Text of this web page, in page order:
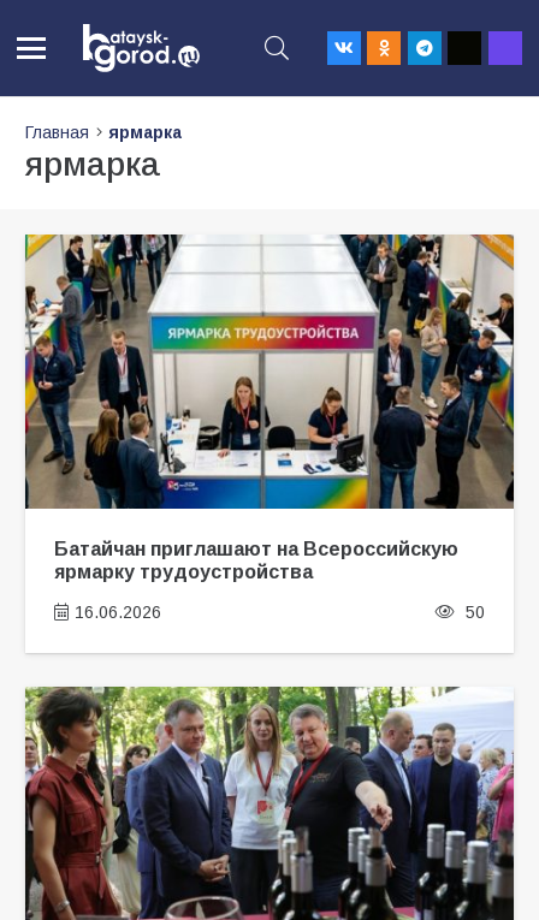
Главная ярмарка
ярмарка
Батайчан приглашают на Всероссийскую
ярмарку трудоустройства
16.06.2026 50